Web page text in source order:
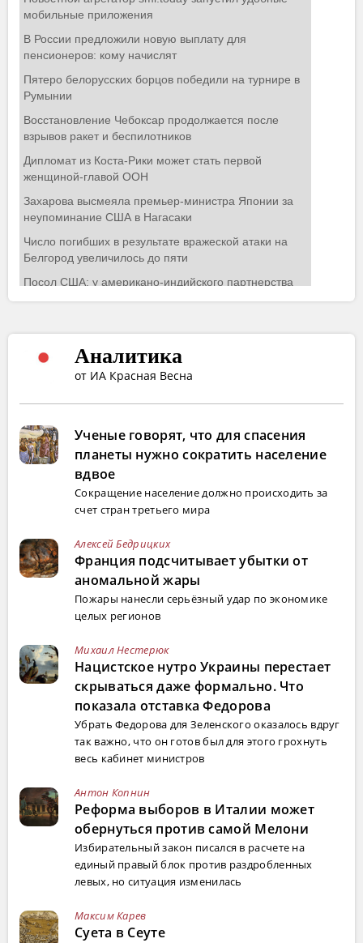
Аналитика
от ИА Красная Весна
Ученые говорят, что для спасения
планеты нужно сократить население
вдвое
Сокращение население должно происходить за
счет стран третьего мира
Алексей Бедрицких
Франция подсчитывает убытки от
аномальной жары
Пожары нанесли серьёзный удар по экономике
целых регионов
Михаил Нестерюк
Нацистское нутро Украины перестает
скрываться даже формально. Что
показала отставка Федорова
Убрать Федорова для Зеленского оказалось вдруг
так важно, что он готов был для этого грохнуть
весь кабинет министров
Антон Копнин
Реформа выборов в Италии может
обернуться против самой Мелони
Избирательный закон писался в расчете на
единый правый блок против раздробленных
левых, но ситуация изменилась
Максим Карев
Суета в Сеуте